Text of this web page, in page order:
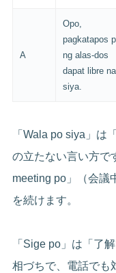
A
Opo,
pagkatapos
ng alas-dos
dapat libre na
siya.
「Wala po siya」は
の立たない言い方で
meeting po」（会議
を続けます。
「Sige po」は「了
相づちで、電話でも